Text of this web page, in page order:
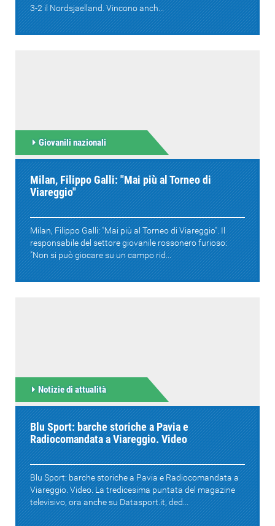
3-2 il Nordsjaelland. Vincono anch...
Giovanili nazionali
Milan, Filippo Galli: "Mai più al Torneo di
Viareggio"
Milan, Filippo Galli: "Mai più al Torneo di Viareggio". Il
responsabile del settore giovanile rossonero furioso:
"Non si può giocare su un campo rid...
Notizie di attualità
Blu Sport: barche storiche a Pavia e
Radiocomandata a Viareggio. Video
Blu Sport: barche storiche a Pavia e Radiocomandata a
Viareggio. Video. La tredicesima puntata del magazine
televisivo, ora anche su Datasport.it, ded...